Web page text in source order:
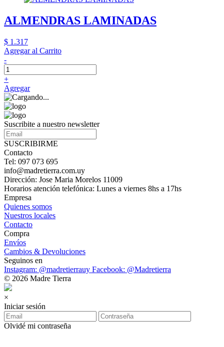
ALMENDRAS LAMINADAS
$ 1.317
Agregar al Carrito
-
+
Agregar
Suscribite a nuestro newsletter
SUSCRIBIRME
Contacto
Tel: 097 073 695
info@madretierra.com.uy
Dirección: Jose Maria Morelos 11009
Horarios atención telefónica: Lunes a viernes 8hs a 17hs
Empresa
Quienes somos
Nuestros locales
Contacto
Compra
Envíos
Cambios & Devoluciones
Seguinos en
Instagram: @madretierrauy Facebook: @Madretierra
© 2026 Madre Tierra
×
Iniciar sesión
Olvidé mi contraseña